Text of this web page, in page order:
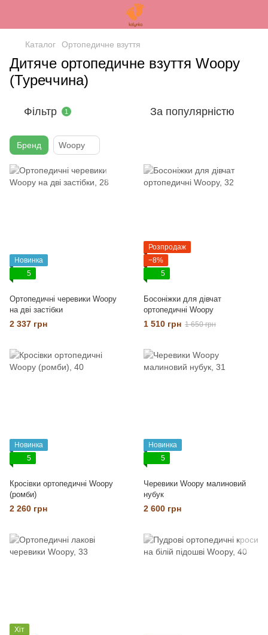
Каталог Ортопедичне взуття
Дитяче ортопедичне взуття Woopy
(Туреччина)
Фільтр 1 За популярністю
Бренд Woopy
Новинка
5
Ортопедичні черевики Woopy
на дві застібки
2 337 грн
Розпродаж
−8%
5
Босоніжки для дівчат
ортопедичні Woopy
1 510 грн 1 650 грн
Новинка
5
Кросівки ортопедичні Woopy
(ромби)
2 260 грн
Новинка
5
Черевики Woopy малиновий
нубук
2 600 грн
Хіт